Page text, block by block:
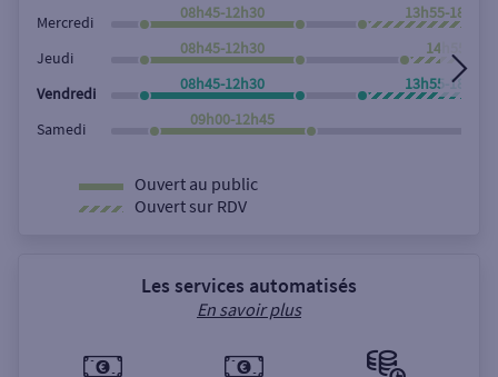
Mercredi
08h45-12h30 13h55-18h00
Jeudi
08h45-12h30 14h55-
Vendredi
08h45-12h30 13h55-18h00
Samedi
09h00-12h45
Ouvert au public
Ouvert sur RDV
Les services automatisés
En savoir plus